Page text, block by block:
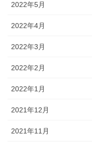
2022年5月
2022年4月
2022年3月
2022年2月
2022年1月
2021年12月
2021年11月